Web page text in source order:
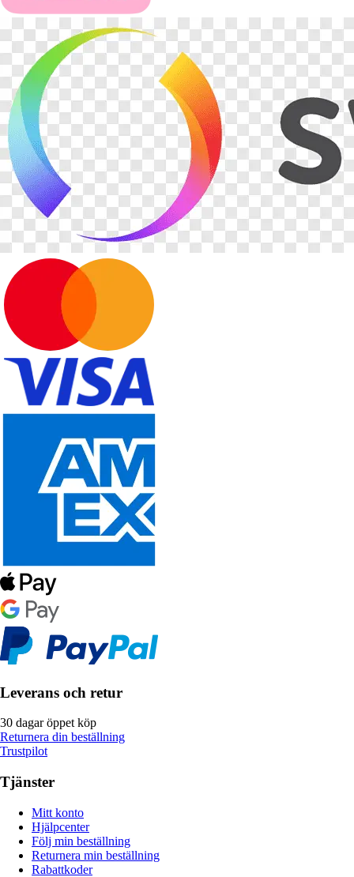
Leverans och retur
30 dagar öppet köp
Returnera din beställning
Trustpilot
Tjänster
Mitt konto
Hjälpcenter
Följ min beställning
Returnera min beställning
Rabattkoder